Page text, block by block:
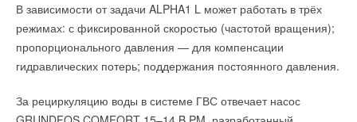
В зависимости от задачи ALPHA1 L может работать в трёх
режимах: с фиксированной скоростью (частотой вращения);
пропорционального давления — для компенсации
гидравлических потерь; поддержания постоянного давления.
За рециркуляцию воды в системе ГВС отвечает насос